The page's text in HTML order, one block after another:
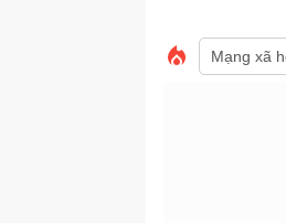
Mạng xã